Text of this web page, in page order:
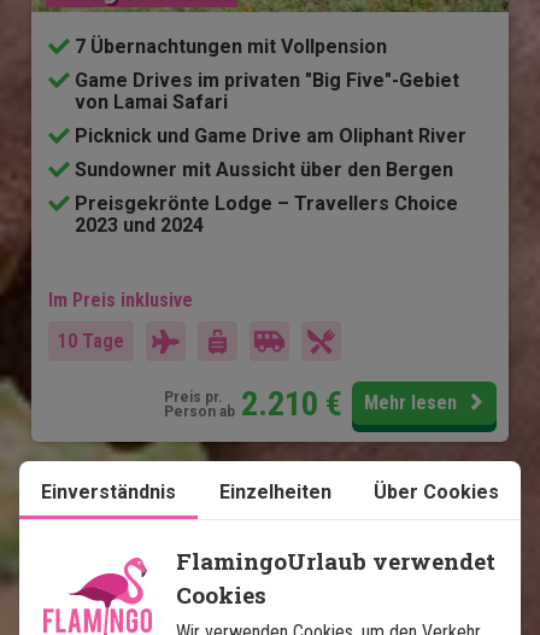
7 Übernachtungen mit Vollpension
Game Drives im privaten "Big Five"-Gebiet
von Lamai Safari
Picknick und Game Drive am Oliphant River
Sundowner mit Aussicht über den Bergen
Preisgekrönte Lodge – Travellers Choice
2023 und 2024
Im Preis inklusive
10 Tage
Preis pr.
Person ab 2.210 € Mehr lesen
Karte ansehen
Einverständnis Einzelheiten Über Cookies
FlamingoUrlaub verwendet
Cookies